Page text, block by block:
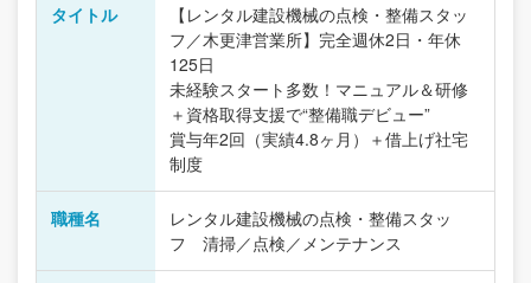
タイトル
【レンタル建設機械の点検・整備スタッ
フ／木更津営業所】完全週休2日・年休
125日
未経験スタート多数！マニュアル＆研修
＋資格取得支援で“整備職デビュー”
賞与年2回（実績4.8ヶ月）＋借上げ社宅
制度
職種名
レンタル建設機械の点検・整備スタッ
フ 清掃／点検／メンテナンス